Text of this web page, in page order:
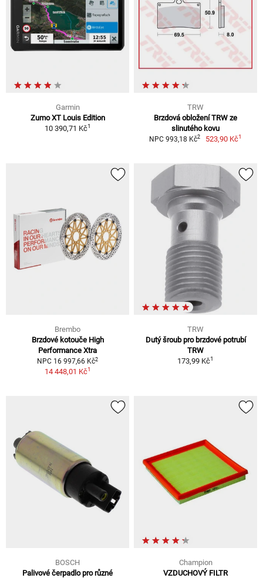
Garmin
Zumo XT Louis Edition
10 390,71 Kč1
TRW
Brzdová obložení TRW ze
slinutého kovu
NPC 993,18 Kč2 523,90 Kč1
Brembo
Brzdové kotouče High
Performance Xtra
NPC 16 997,66 Kč2
14 448,01 Kč1
TRW
Dutý šroub pro brzdové potrubí
TRW
173,99 Kč1
BOSCH
Palivové čerpadlo pro různé
Champion
VZDUCHOVÝ FILTR